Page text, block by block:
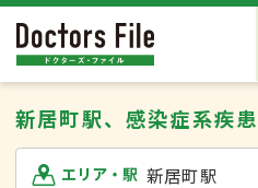
新居町駅、感染症系疾患
エリア・駅 新居町駅